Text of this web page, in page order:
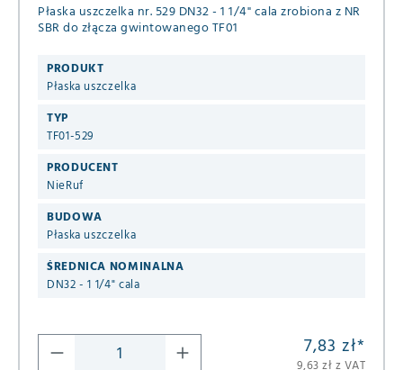
Płaska uszczelka nr. 529 DN32 - 1 1/4" cala zrobiona z NR
SBR do złącza gwintowanego TF01
PRODUKT
Płaska uszczelka
TYP
TF01-529
PRODUCENT
NieRuf
BUDOWA
Płaska uszczelka
ŚREDNICA NOMINALNA
DN32 - 1 1/4" cala
7,83 zł*
9,63 zł z VAT